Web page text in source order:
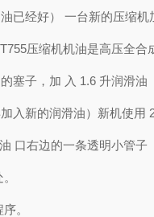
已经好） 一台新的压缩
压缩机机油是高压全
塞子，加 入 1.6 升润滑
入新的润滑油）新机使用
口右边的一条透明小管子
。